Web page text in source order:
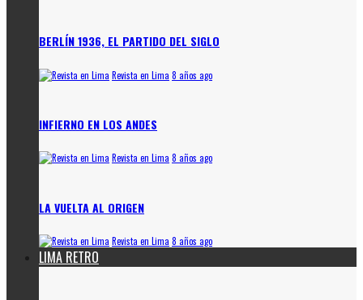
BERLÍN 1936, EL PARTIDO DEL SIGLO
Revista en Lima 8 años ago
INFIERNO EN LOS ANDES
Revista en Lima 8 años ago
LA VUELTA AL ORIGEN
Revista en Lima 8 años ago
LIMA RETRO